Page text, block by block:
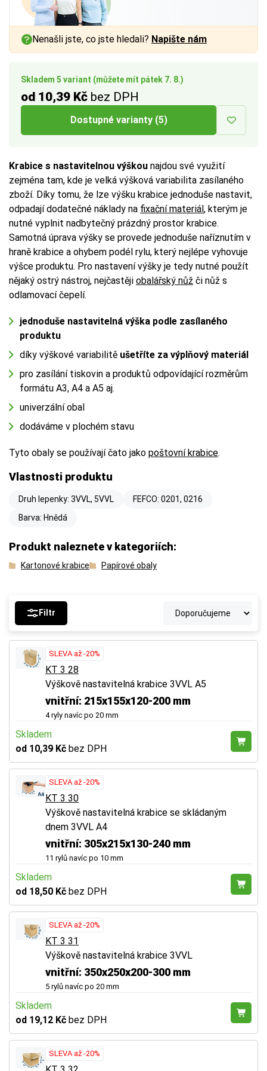
Skladem 5 variant (můžete mít pátek 7. 8.)
od 10,39 Kč bez DPH
Dostupné varianty (5)
Krabice s nastavitelnou výškou najdou své využití
zejména tam, kde je velká výšková variabilita zasílaného
zboží. Díky tomu, že lze výšku krabice jednoduše nastavit,
odpadají dodatečné náklady na fixační materiál, kterým je
nutné vyplnit nadbytečný prázdný prostor krabice.
Samotná úprava výšky se provede jednoduše naříznutím v
hraně krabice a ohybem podél rylu, který nejlépe vyhovuje
výšce produktu. Pro nastavení výšky je tedy nutné použít
nějaký ostrý nástroj, nejčastěji obalářský nůž či nůž s
odlamovací čepelí.
jednoduše nastavitelná výška podle zasílaného
produktu
díky výškové variabilitě ušetříte za výplňový materiál
pro zasílání tiskovin a produktů odpovídající rozměrům
formátu A3, A4 a A5 aj.
univerzální obal
dodáváme v plochém stavu
Tyto obaly se používají čato jako poštovní krabice.
Vlastnosti produktu
Druh lepenky: 3VVL, 5VVL
FEFCO: 0201, 0216
Barva: Hnědá
Produkt naleznete v kategoriích:
Kartonové krabice Papírové obaly
Nenašli jste, co jste hledali? Napište nám
Filtr
SLEVA až -20%
KT 3 28
Výškově nastavitelná krabice 3VVL A5
vnitřní: 215x155x120-200 mm
4 ryly navíc po 20 mm
Skladem
od 10,39 Kč bez DPH
SLEVA až -20%
KT 3 30
Výškově nastavitelná krabice se skládaným
dnem 3VVL A4
vnitřní: 305x215x130-240 mm
11 rylů navíc po 10 mm
Skladem
od 18,50 Kč bez DPH
SLEVA až -20%
KT 3 31
Výškově nastavitelná krabice 3VVL
vnitřní: 350x250x200-300 mm
5 rylů navíc po 20 mm
Skladem
od 19,12 Kč bez DPH
SLEVA až -20%
a vnitřním rozměrem až
Více tipů pro výběr správné krabice:
BUTTON:Jak vybrat krabici
a vnitřním rozměrem až
Více tipů pro výběr správné krabice:
BUTTON:Jak vybrat krabici
a vnitřním rozměrem až
Více tipů pro výběr správné krabice:
BUTTON:Jak vybrat krabici